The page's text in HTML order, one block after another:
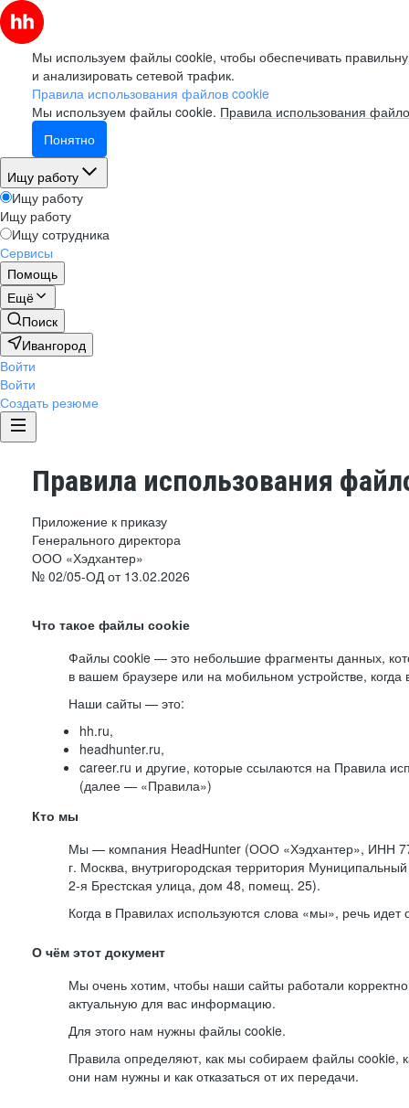
Мы используем файлы cookie, чтобы обеспечивать
и анализировать сетевой трафик.
Правила использования файлов cookie
Мы используем файлы cookie. Правила использования
Понятно
Ищу работу
Ищу работу
Ищу работу
Ищу сотрудника
Сервисы
Помощь
Ещё
Поиск
Ивангород
Войти
Войти
Создать резюме
Правила использования
Приложение к приказу
Генерального директора
ООО «Хэдхантер»
№ 02/05-ОД от 13.02.2026
Что такое файлы cookie
Файлы cookie — это небольшие фрагменты данных,
в вашем браузере или на мобильном устройстве,
Наши сайты — это:
hh.ru,
headhunter.ru,
career.ru и другие, которые ссылаются на Правила
(далее — «Правила»)
Кто мы
Мы — компания HeadHunter (ООО «Хэдхантер», ИНН
г. Москва, внутригородская территория Муниципальный
2-я Брестская улица, дом 48, помещ. 25).
Когда в Правилах используются слова «мы», речь
О чём этот документ
Мы очень хотим, чтобы наши сайты работали
актуальную для вас информацию.
Для этого нам нужны файлы cookie.
Правила определяют, как мы собираем файлы cookie,
они нам нужны и как отказаться от их передачи.